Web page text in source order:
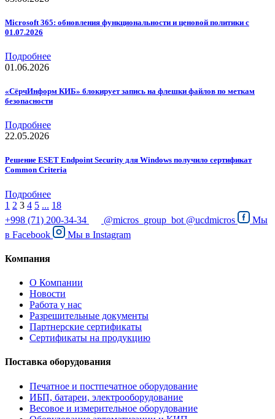
Microsoft 365: обновления функциональности и ценовой политики с
01.07.2026
Подробнее
01.06.2026
«СёрчИнформ КИБ» блокирует запись на флешки файлов по меткам
безопасности
Подробнее
22.05.2026
Решение ESET Endpoint Security для Windows получило сертификат
Common Criteria
Подробнее
1 2 3 4 5 ... 18
+998 (71) 200-34-34
@micros_group_bot @ucdmicros
Мы
в Facebook Мы в Instagram
Компания
О Компании
Новости
Работа у нас
Разрешительные документы
Партнерские сертификаты
Сертификаты на продукцию
Поставка оборудования
Печатное и постпечатное оборудование
ИБП, батареи, электрооборудование
Весовое и измерительное оборудование